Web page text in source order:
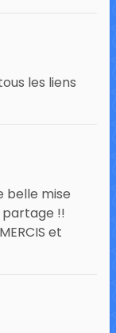
les liens
belle mise
partage !!
et